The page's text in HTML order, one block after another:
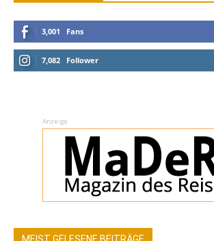
3,001 Fans
7,082 Follower
Anzeige
MEIST GELESENE BEITRÄGE